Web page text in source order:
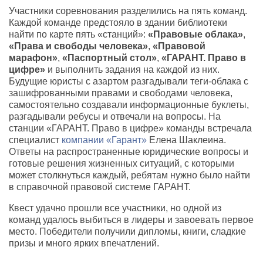
Участники соревнования разделились на пять команд.
Каждой команде предстояло в здании библиотеки
найти по карте пять «станций»: «Правовые облака»,
«Права и свободы человека», «Правовой
марафон», «Паспортный стол», «ГАРАНТ. Право в
цифре» и выполнить задания на каждой из них.
Будущие юристы с азартом разгадывали теги-облака с
зашифрованными правами и свободами человека,
самостоятельно создавали информационные буклеты,
разгадывали ребусы и отвечали на вопросы. На
станции «ГАРАНТ. Право в цифре» команды встречала
специалист компании «Гарант» Елена Шаклеина.
Ответы на распространенные юридические вопросы и
готовые решения жизненных ситуаций, с которыми
может столкнуться каждый, ребятам нужно было найти
в справочной правовой системе ГАРАНТ.
Квест удачно прошли все участники, но одной из
команд удалось выбиться в лидеры и завоевать первое
место. Победители получили дипломы, книги, сладкие
призы и много ярких впечатлений.